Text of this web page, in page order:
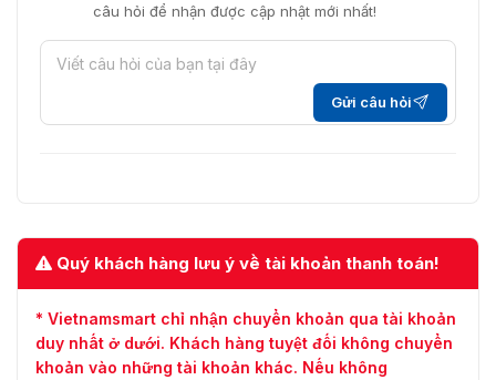
câu hỏi để nhận được cập nhật mới nhất!
Gửi câu hỏi
Quý khách hàng lưu ý về tài khoản thanh toán!
* Vietnamsmart chỉ nhận chuyển khoản qua tài khoản
duy nhất ở dưới. Khách hàng tuyệt đối không chuyển
khoản vào những tài khoản khác. Nếu không